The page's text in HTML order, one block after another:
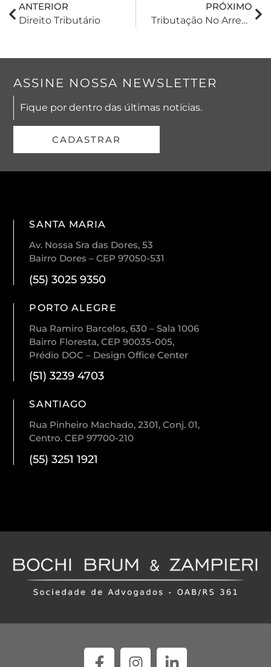
ANTERIOR
Direito Tributário
PRÓXIMO
Tributação No Arrendamento E Na Parceria Rural.
ASSINE NOSSA NEWSLETTER
Fique por dentro das últimas notícias.
CADASTRAR
SANTA MARIA
Av. Nossa Sra das Dores, 53
Bairro Dores – CEP 97050-531
(55) 3025 9350
PORTO ALEGRE
Rua Ramiro Barcelos, 630 – Sala 1006
Bairro Floresta, CEP 90035-005,
Prédio DOC – Design Office Center
(51) 3239 4703
SANTIAGO
Rua Pinheiro Machado, 2301, Conj. 01,
Centro. CEP 97700-210
(55) 3251 1921